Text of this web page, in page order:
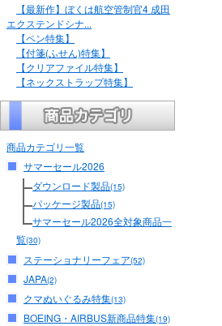
【最新作】ぼくは航空管制官4 成田
エクステンドシナ...
【ペン特集】
【付箋(ふせん)特集】
【クリアファイル特集】
【ネックストラップ特集】
商品カテゴリ一覧
サマーセール2026
ダウンロード製品(15)
パッケージ製品(15)
サマーセール2026全対象商品一
覧(30)
ステーショナリーフェア(52)
JAPA(2)
クマぬいぐるみ特集(13)
BOEING・AIRBUS新商品特集(19)